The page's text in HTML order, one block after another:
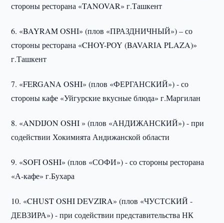
стороны ресторана «TANOVAR» г.Ташкент
6. «BAYRAM OSHI» (плов «ПРАЗДНИЧНЫЙ») – со
стороны ресторана «CHOY-POY (BAVARIA PLAZA)»
г.Ташкент
7. «FERGANA OSHI» (плов «ФЕРГАНСКИЙ») - со
стороны кафе «Уйгурские вкусные блюда» г.Маргилан
8. «ANDIJON OSHI » (плов «АНДИЖАНСКИЙ») - при
содействии Хокимията Андижанской области
9. «SOFI OSHI» (плов «СОФИ») - со стороны ресторана
«А-кафе» г.Бухара
10. «CHUST OSHI DEVZIRA» (плов «ЧУСТСКИЙ -
ДЕВЗИРА») - при содействии представительства НК